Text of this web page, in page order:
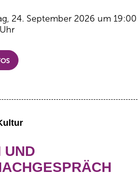
24. September 2026 um 19:00
UND